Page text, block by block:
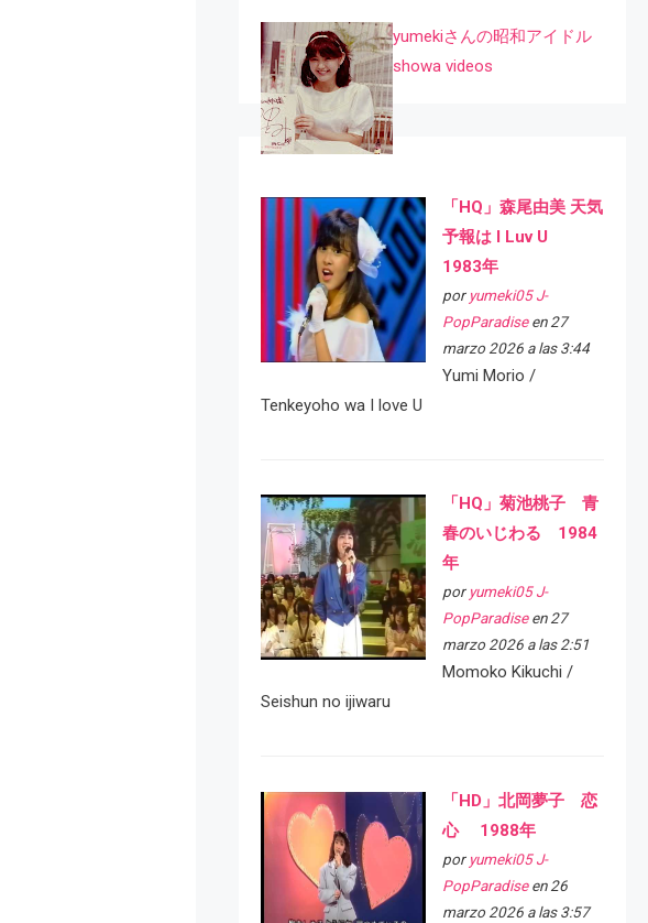
yumekiさんの昭和アイドル
showa videos
「HQ」森尾由美 天気
予報は I Luv U
1983年
por yumeki05 J-
PopParadiseen 27
marzo 2026 a las 3:44
Yumi Morio /
Tenkeyoho wa I love U
「HQ」菊池桃子 青
春のいじわる 1984
年
por yumeki05 J-
PopParadiseen 27
marzo 2026 a las 2:51
Momoko Kikuchi /
Seishun no ijiwaru
「HD」北岡夢子 恋
心 1988年
por yumeki05 J-
PopParadiseen 26
marzo 2026 a las 3:57